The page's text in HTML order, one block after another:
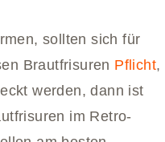
sollten sich für
Brautfrisuren Pflicht,
werden, dann ist
im Retro-